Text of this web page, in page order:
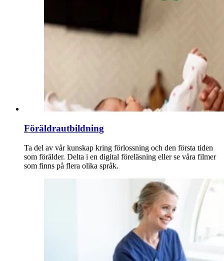
Föräldrautbildning
Ta del av vår kunskap kring förlossning och den första tiden
som förälder. Delta i en digital föreläsning eller se våra filmer
som finns på flera olika språk.